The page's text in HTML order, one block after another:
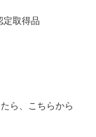
定取得品
ら、こちらから